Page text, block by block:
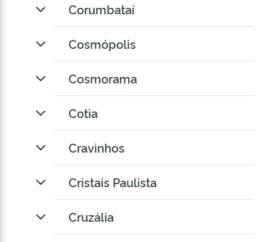
Corumbataí
Cosmópolis
Cosmorama
Cotia
Cravinhos
Cristais Paulista
Cruzália